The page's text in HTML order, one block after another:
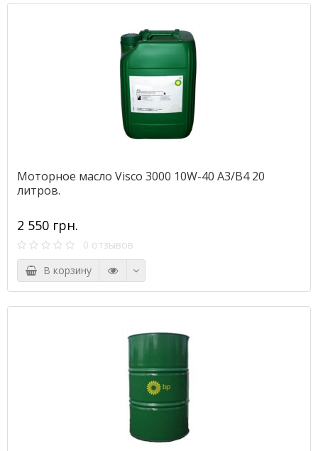
Моторное масло Visco 3000 10W-40 A3/B4 20
литров.
2 550 грн.
0 отзывов
В корзину